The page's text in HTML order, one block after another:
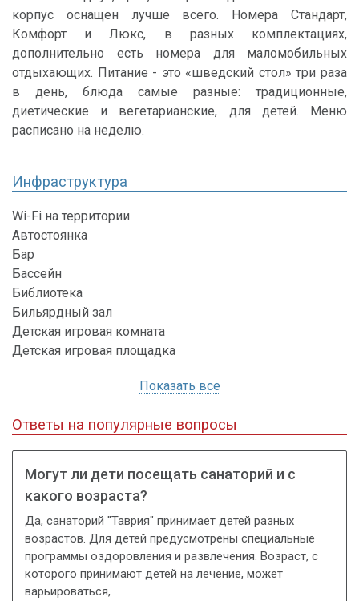
корпус оснащен лучше всего. Номера Стандарт,
Комфорт и Люкс, в разных комплектациях,
дополнительно есть номера для маломобильных
отдыхающих. Питание - это «шведский стол» три раза
в день, блюда самые разные: традиционные,
диетические и вегетарианские, для детей. Меню
расписано на неделю.
Инфраструктура
Wi-Fi на территории
Автостоянка
Бар
Бассейн
Библиотека
Бильярдный зал
Детская игровая комната
Детская игровая площадка
Показать все
Ответы на популярные вопросы
Могут ли дети посещать санаторий и с
какого возраста?
Да, санаторий "Таврия" принимает детей разных
возрастов. Для детей предусмотрены специальные
программы оздоровления и развлечения. Возраст, с
которого принимают детей на лечение, может
варьироваться,